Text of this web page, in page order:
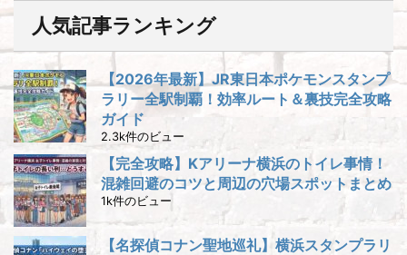
人気記事ランキング
【2026年最新】JR東日本ポケモンスタンプ
ラリー全駅制覇！効率ルート＆裏技完全攻略
ガイド
2.3k件のビュー
【完全攻略】Kアリーナ横浜のトイレ事情！
混雑回避のコツと周辺の穴場スポットまとめ
1k件のビュー
【名探偵コナン聖地巡礼】横浜スタンプラリ